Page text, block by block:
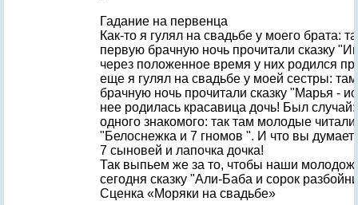
Гадание на первенца
Как-то я гулял на свадьбе у моего брата:
первую брачную ночь прочитали сказку
через положенное время у них родился
еще я гулял на свадьбе у моей сестры:
брачную ночь прочитали сказку "Марья -
нее родилась красавица дочь! Был
одного знакомого: так там молодые
"Белоснежка и 7 гномов ". И что вы
7 сыновей и лапочка дочка!
Так выпьем же за то, чтобы наши
сегодня сказку "Али-Баба и сорок
Сценка «Моряки на свадьбе»